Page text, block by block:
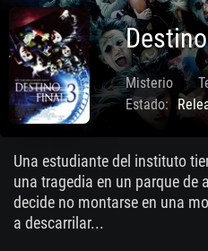
Misterio
Estado:
Una estudiante del instituto
una tragedia en un parque de
decide no montarse en una
a descarrilar...